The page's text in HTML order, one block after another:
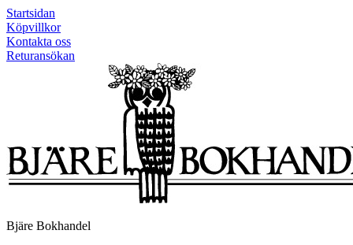
Startsidan
Köpvillkor
Kontakta oss
Returansökan
Bjäre Bokhandel